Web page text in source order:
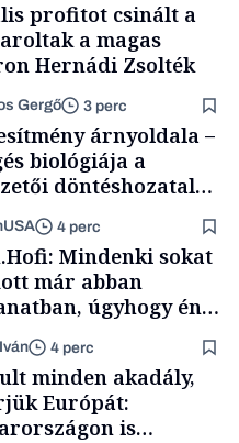
profitot csinált a
a magas
Hernádi Zsolték
Gergő 3 perc
árnyoldala –
biológiája a
döntéshozatal
4 perc
Mindenki sokat
már abban
úgyhogy én
akartam
4 perc
minden akadály,
Európát:
is